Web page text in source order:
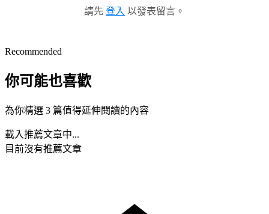
請先 登入 以發表留言。
Recommended
你可能也喜歡
為你精選 3 篇值得延伸閱讀的內容
載入推薦文章中...
目前沒有推薦文章